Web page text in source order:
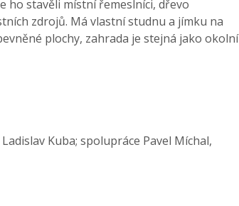
ho stavěli místní řemeslníci, dřevo
zdrojů. Má vlastní studnu a jímku na
plochy, zahrada je stejná jako okolní
Kuba; spolupráce Pavel Míchal,